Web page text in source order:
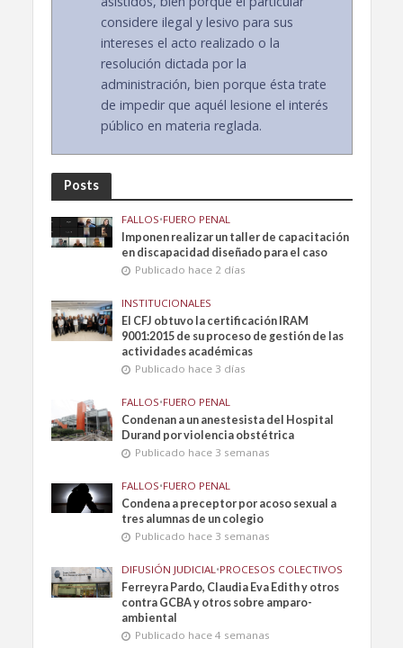
considere ilegal y lesivo para sus
intereses el acto realizado o la
resolución dictada por la
administración, bien porque ésta trate
de impedir que aquél lesione el interés
público en materia reglada.
Posts
FALLOS•FUERO PENAL
Imponen realizar un taller de capacitación
en discapacidad diseñado para el caso
Publicado hace 2 días
INSTITUCIONALES
El CFJ obtuvo la certificación IRAM
9001:2015 de su proceso de gestión de las
actividades académicas
Publicado hace 3 días
FALLOS•FUERO PENAL
Condenan a un anestesista del Hospital
Durand por violencia obstétrica
Publicado hace 3 semanas
FALLOS•FUERO PENAL
Condena a preceptor por acoso sexual a
tres alumnas de un colegio
Publicado hace 3 semanas
DIFUSIÓN JUDICIAL •PROCESOS COLECTIVOS
Ferreyra Pardo, Claudia Eva Edith y otros
contra GCBA y otros sobre amparo-
ambiental
Publicado hace 4 semanas